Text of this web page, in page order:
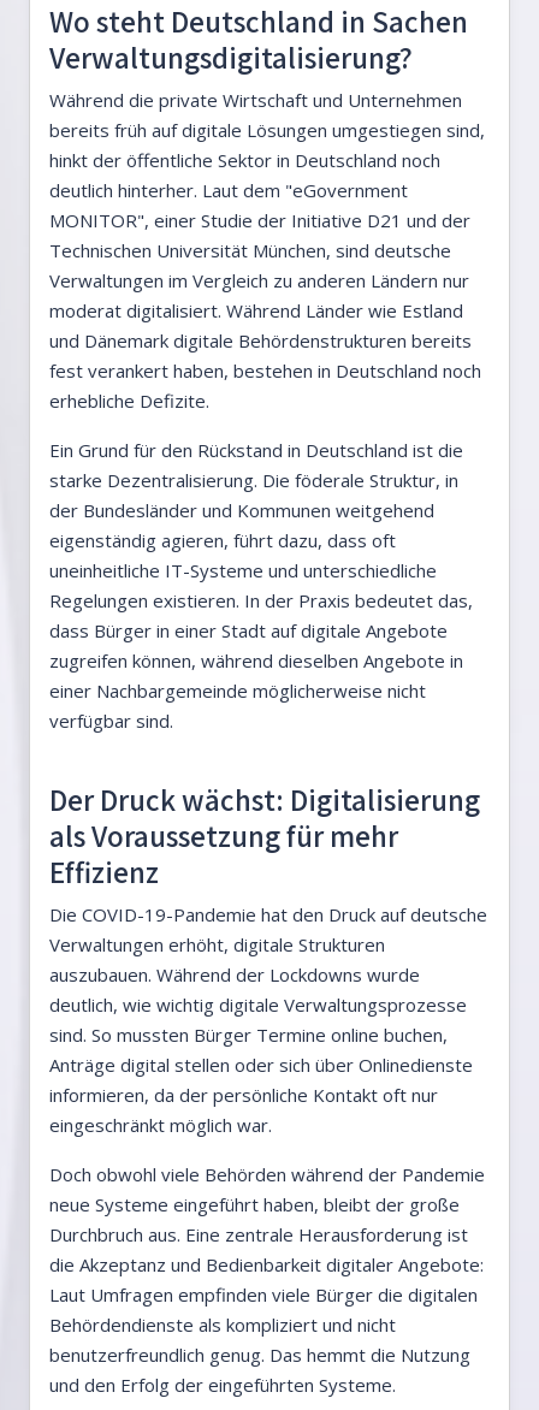
Wo steht Deutschland in Sachen
Verwaltungsdigitalisierung?
Während die private Wirtschaft und Unternehmen
bereits früh auf digitale Lösungen umgestiegen sind,
hinkt der öffentliche Sektor in Deutschland noch
deutlich hinterher. Laut dem "eGovernment
MONITOR", einer Studie der Initiative D21 und der
Technischen Universität München, sind deutsche
Verwaltungen im Vergleich zu anderen Ländern nur
moderat digitalisiert. Während Länder wie Estland
und Dänemark digitale Behördenstrukturen bereits
fest verankert haben, bestehen in Deutschland noch
erhebliche Defizite.
Ein Grund für den Rückstand in Deutschland ist die
starke Dezentralisierung. Die föderale Struktur, in
der Bundesländer und Kommunen weitgehend
eigenständig agieren, führt dazu, dass oft
uneinheitliche IT-Systeme und unterschiedliche
Regelungen existieren. In der Praxis bedeutet das,
dass Bürger in einer Stadt auf digitale Angebote
zugreifen können, während dieselben Angebote in
einer Nachbargemeinde möglicherweise nicht
verfügbar sind.
Der Druck wächst: Digitalisierung
als Voraussetzung für mehr
Effizienz
Die COVID-19-Pandemie hat den Druck auf deutsche
Verwaltungen erhöht, digitale Strukturen
auszubauen. Während der Lockdowns wurde
deutlich, wie wichtig digitale Verwaltungsprozesse
sind. So mussten Bürger Termine online buchen,
Anträge digital stellen oder sich über Onlinedienste
informieren, da der persönliche Kontakt oft nur
eingeschränkt möglich war.
Doch obwohl viele Behörden während der Pandemie
neue Systeme eingeführt haben, bleibt der große
Durchbruch aus. Eine zentrale Herausforderung ist
die Akzeptanz und Bedienbarkeit digitaler Angebote:
Laut Umfragen empfinden viele Bürger die digitalen
Behördendienste als kompliziert und nicht
benutzerfreundlich genug. Das hemmt die Nutzung
und den Erfolg der eingeführten Systeme.